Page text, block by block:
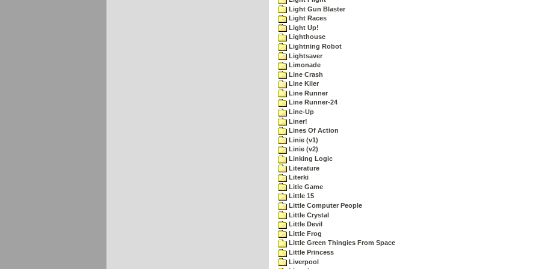
Light Gun Blaster
Light Races
Light Up!
Lighthouse
Lightning Robot
Lightsaver
Limonade
Line Crash
Line Kiler
Line Runner
Line Runner-24
Line-Up
Liner!
Lines Of Action
Linie (v1)
Linie (v2)
Linking Logic
Literature
Literki
Litle Game
Little 15
Little Computer People
Little Crystal
Little Devil
Little Frog
Little Green Thingies From Space
Little Princess
Liverpool